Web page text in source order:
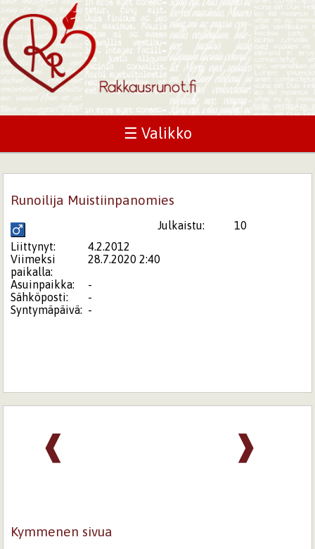
☰ Valikko
Runoilija Muistiinpanomies
Julkaistu:
10
Liittynyt:
4.2.2012
Viimeksi
paikalla:
28.7.2020 2:40
Asuinpaikka:
-
Sähköposti:
-
Syntymäpäivä: -
❱
❰
Kymmenen sivua